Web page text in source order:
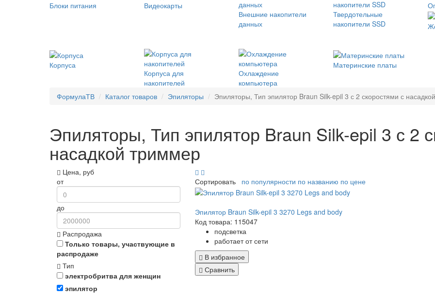
Блоки питания
Видеокарты
Внешние накопители
данных
Твердотельные
накопители SSD
Корпуса
Корпуса для
накопителей
Охлаждение
компьютера
Материнские платы
ФормулаТВ Каталог товаров Эпиляторы Эпиляторы, Тип эпилятор Braun Silk-epil 3 с 2 скоростями с
Эпиляторы, Тип эпилятор Braun Silk-epil 3 с 2
насадкой триммер
Цена, руб
от
до
Распродажа
Только товары, участвующие в
распродаже
Тип
электробритва для женщин
эпилятор
Сортировать по популярности по названию по цене
Эпилятор Braun Silk-epil 3 3270 Legs and body
Код товара: 115047
подсветка
работает от сети
В избранное
Сравнить